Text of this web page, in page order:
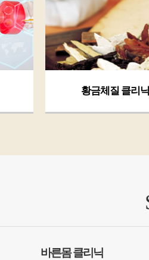
황금체질 클리닉
바른몸 클리닉